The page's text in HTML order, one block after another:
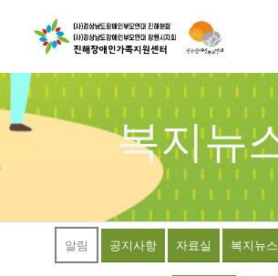
복지뉴
알림 공지사항 자료실 복지뉴스